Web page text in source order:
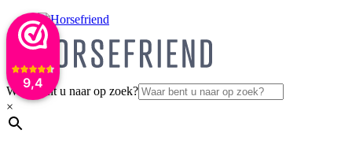
9,4
Waar bent u naar op zoek?
×